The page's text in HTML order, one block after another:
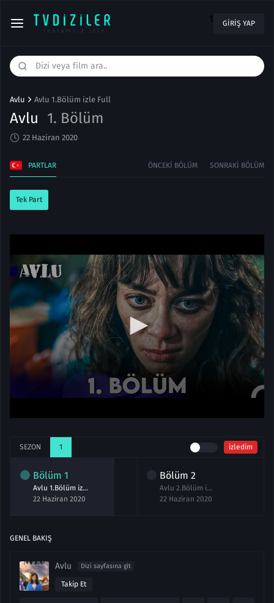
1 GIRIŞ YAP
Avlu Avlu 1.Bölüm izle Full
Avlu 1. Bölüm
22 Haziran 2020
PARTLAR ÖNCEKI BÖLÜM SONRAKI BÖLÜM
Tek Part
SEZON 1 izledim
Bölüm 1
Avlu 1.Bölüm izle Full
22 Haziran 2020
Bölüm 2
Avlu 2.Bölüm izle Full
22 Haziran 2020
GENEL BAKIŞ
Avlu Dizi sayfasına git
Takip Et